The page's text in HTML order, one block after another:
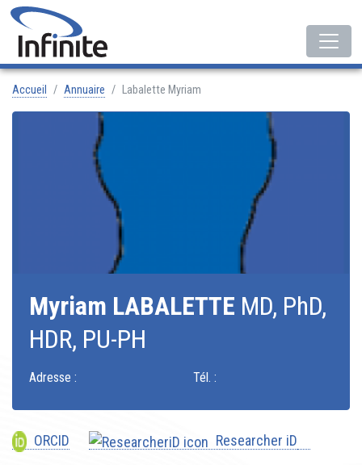
Accueil Annuaire Labalette Myriam
Myriam LABALETTE MD, PhD,
HDR, PU-PH
Adresse : Tél. :
ORCID Researcher iD